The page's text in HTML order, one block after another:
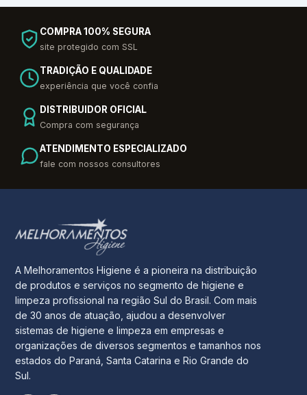
COMPRA 100% SEGURA
site protegido com SSL
TRADIÇÃO E QUALIDADE
experiência que você confia
DISTRIBUIDOR OFICIAL
Compra com segurança
ATENDIMENTO ESPECIALIZADO
fale com nossos consultores
A Melhoramentos Higiene é a pioneira na distribuição
de produtos e serviços no segmento de higiene e
limpeza profissional na região Sul do Brasil. Com mais
de 30 anos de atuação, ajudou a desenvolver
sistemas de higiene e limpeza em empresas e
organizações de diversos segmentos e tamanhos nos
estados do Paraná, Santa Catarina e Rio Grande do
Sul.